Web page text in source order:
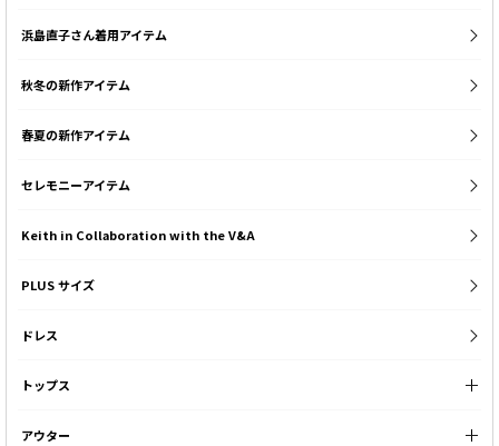
浜島直子さん着用アイテム
秋冬の新作アイテム
春夏の新作アイテム
セレモニーアイテム
Keith in Collaboration with the V&A
PLUS サイズ
ドレス
トップス
アウター